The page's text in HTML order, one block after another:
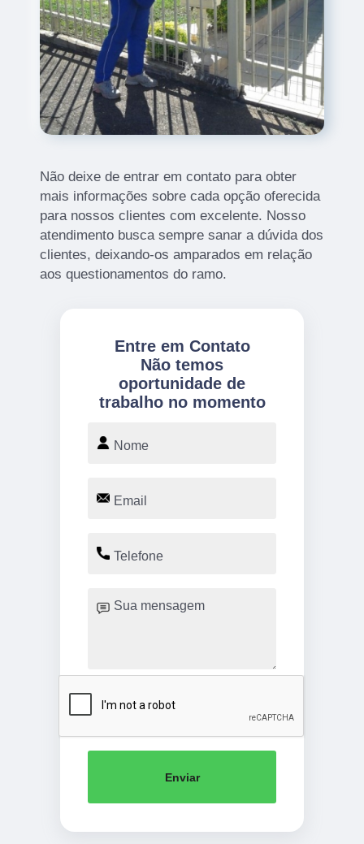
Não deixe de entrar em contato para obter
mais informações sobre cada opção oferecida
para nossos clientes com excelente. Nosso
atendimento busca sempre sanar a dúvida dos
clientes, deixando-os amparados em relação
aos questionamentos do ramo.
Entre em Contato
Não temos
oportunidade de
trabalho no momento
Enviar